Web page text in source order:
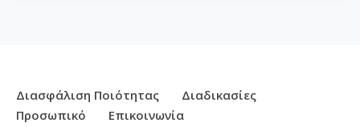
Διασφάλιση Ποιότητας
Διαδικασίες
Προσωπικό
Επικοινωνία